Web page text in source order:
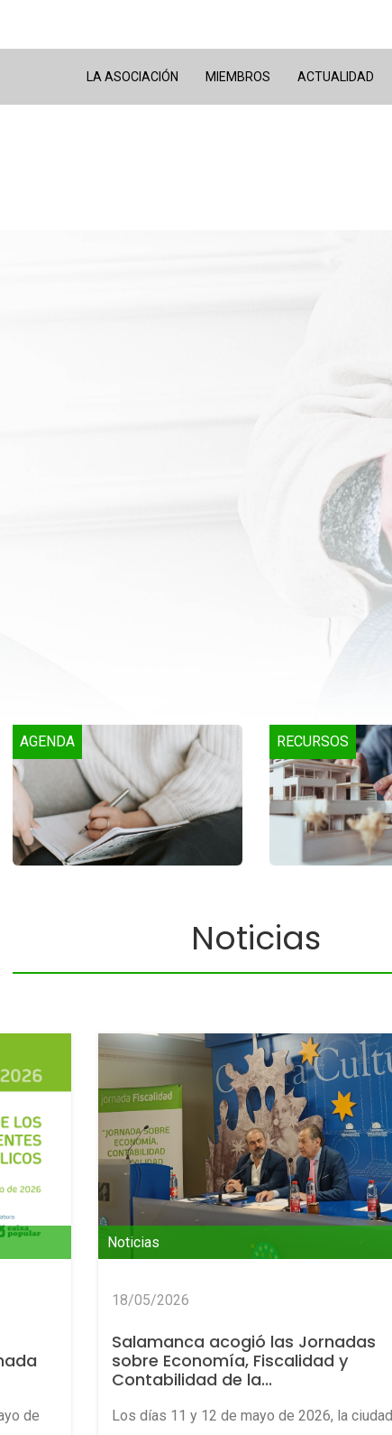
LA ASOCIACIÓN MIEMBROS ACTUALIDAD
AGENDA RECURSOS
Noticias
de
Noticias
18/05/2026
Salamanca acogió las Jornadas
sobre Economía, Fiscalidad y
Contabilidad de la...
Los días 11 y 12 de mayo de 2026, la ciudad